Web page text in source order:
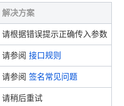
解决方案
请根据错误提示正确传入参数
请参阅 接口规则
请参阅 签名常见问题
请稍后重试